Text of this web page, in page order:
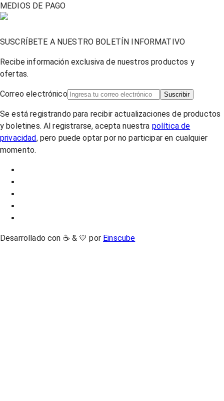
MEDIOS DE PAGO
SUSCRÍBETE A NUESTRO BOLETÍN INFORMATIVO
Recibe información exclusiva de nuestros productos y
ofertas.
Correo electrónico Suscribir
Se está registrando para recibir actualizaciones de productos
y boletines. Al registrarse, acepta nuestra política de
privacidad, pero puede optar por no participar en cualquier
momento.
Desarrollado con ☕ & 💙 por Einscube